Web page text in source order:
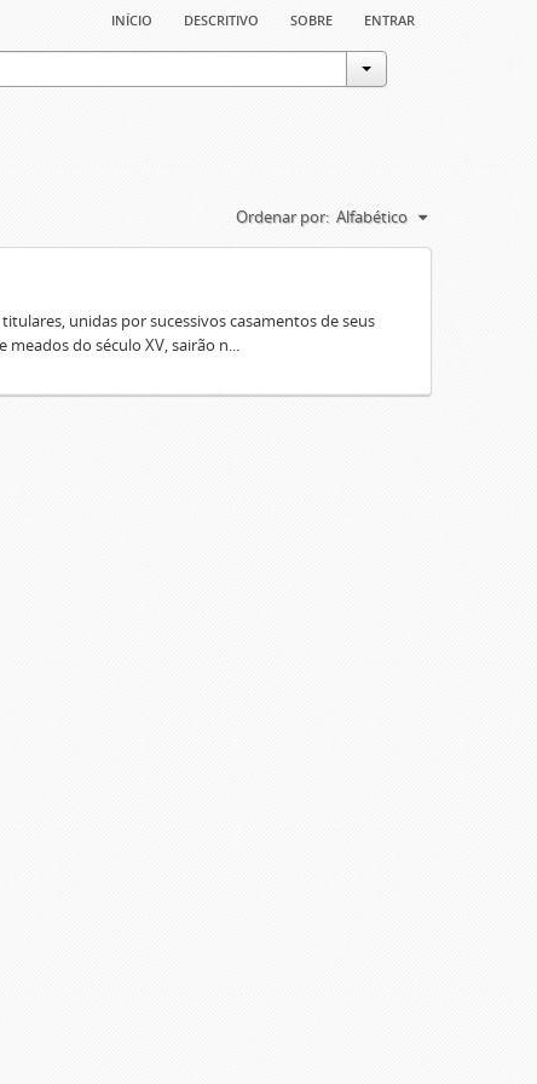
início descritivo sobre entrar
Ordenar por: Alfabético
unidas por sucessivos casamentos de seus
do século XV, sairão n...